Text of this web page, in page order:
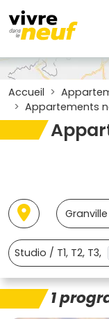
Accueil
Appartements
1